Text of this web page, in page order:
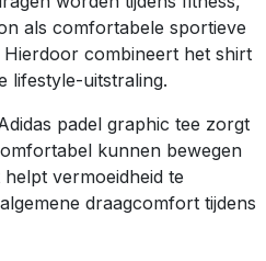
als comfortabele sportieve
combineert het shirt
lifestyle-uitstraling.
padel graphic tee zorgt
kunnen bewegen
helpt vermoeidheid te
draagcomfort tijdens